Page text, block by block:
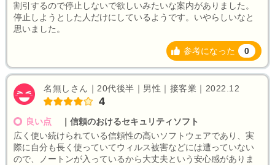
割引するので停止しないで欲しいみたいな案内がありました。
停止しようとした人だけにしているようです。いやらしいなと
思いました。
参考になった 0
名無しさん｜20代後半｜男性｜接客業｜2022.12
4
良い点
信頼のおけるセキュリティソフト
広く使い続けられている信頼性の高いソフトウェアであり、実
際に自分も長く使っていてウィルス被害などには遭っていない
ので、ノートンが入っているから大丈夫という安心感がありま